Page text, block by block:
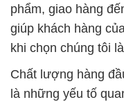
phẩm, giao hàng
giúp khách hàng
khi chọn chúng tôi
Chất lượng hàng
là những yếu tố